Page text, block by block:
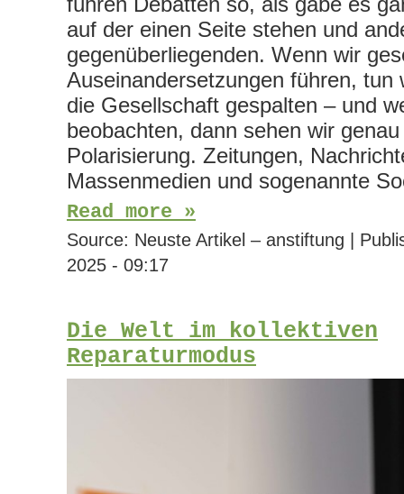
auf der einen Seite stehen und
gegenüberliegenden. Wenn wir
Auseinandersetzungen führen, tun
die Gesellschaft gespalten – und
beobachten, dann sehen wir
Polarisierung. Zeitungen,
Massenmedien und sogenannte
Read more »
Source: Neuste Artikel – anstiftung |
2025 - 09:17
Die Welt im kollektiven
Reparaturmodus